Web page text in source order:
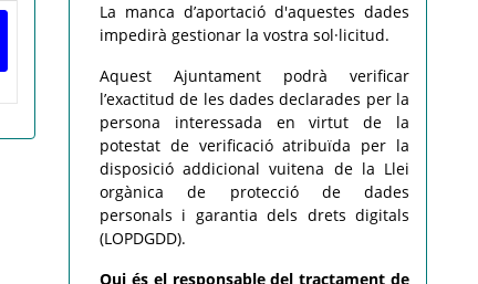
La manca d’aportació d'aquestes dades
impedirà gestionar la vostra sol·licitud.
Aquest Ajuntament podrà verificar
l’exactitud de les dades declarades per la
persona interessada en virtut de la
potestat de verificació atribuïda per la
disposició addicional vuitena de la Llei
orgànica de protecció de dades
personals i garantia dels drets digitals
(LOPDGDD).
Qui és el responsable del tractament de